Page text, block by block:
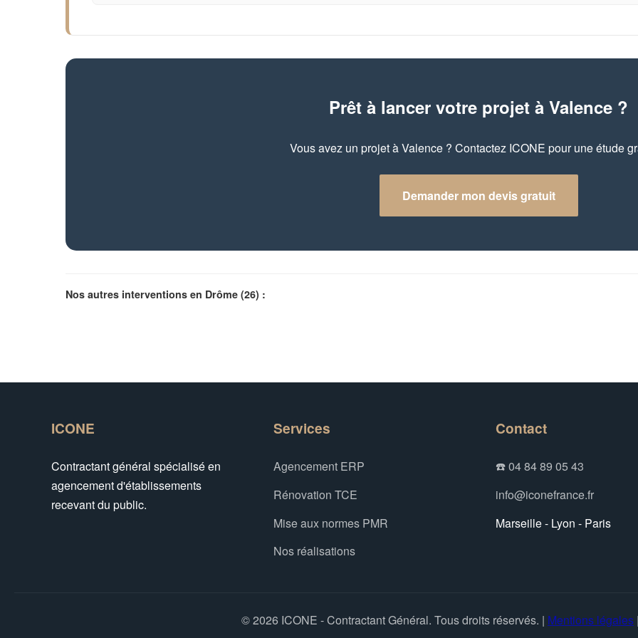
Prêt à lancer votre projet à Valence ?
Vous avez un projet à Valence ? Contactez ICONE pour une étude
Demander mon devis gratuit
Nos autres interventions en Drôme (26) :
ICONE
Contractant général spécialisé en
agencement d'établissements
recevant du public.
Services
Agencement ERP
Rénovation TCE
Mise aux normes PMR
Nos réalisations
Contact
☎️ 04 84 89 05 43
info@iconefrance.fr
Marseille - Lyon - Paris
© 2026 ICONE - Contractant Général. Tous droits réservés. | Mentions légales |